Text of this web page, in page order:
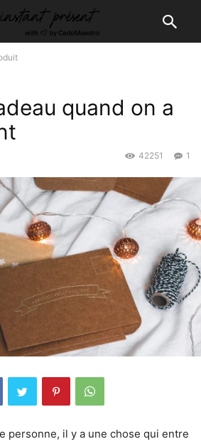
quand on a
1
42251
personne, il y a une chose qui entre